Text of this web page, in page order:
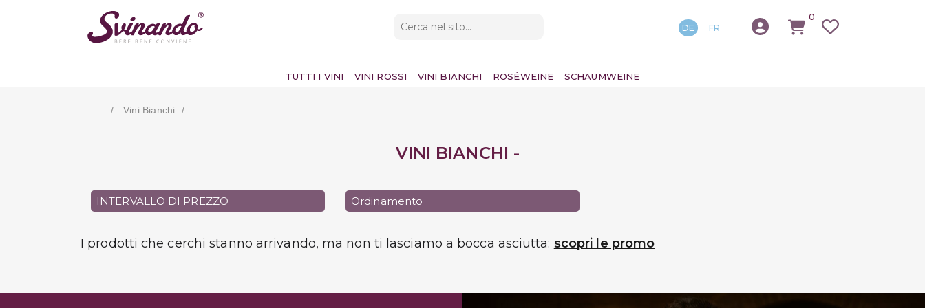
DE FR
0
TUTTI I VINI VINI ROSSI VINI BIANCHI ROSÉWEINE SCHAUMWEINE
Vini Bianchi
VINI BIANCHI -
INTERVALLO DI PREZZO Ordinamento
I prodotti che cerchi stanno arrivando, ma non ti lasciamo a bocca asciutta: scopri le promo